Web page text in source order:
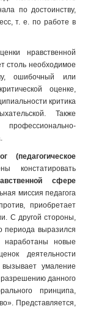
по достоинству,
т. е. по работе в
нравственной
столь необходимое
ошибочный или
оценке,
критика
Также
(педагогическое
констатировать
сфере
миссия педагога
приобретает
С другой стороны,
периода выразился
новые
деятельности
умаление
данного
принципа,
Представляется,